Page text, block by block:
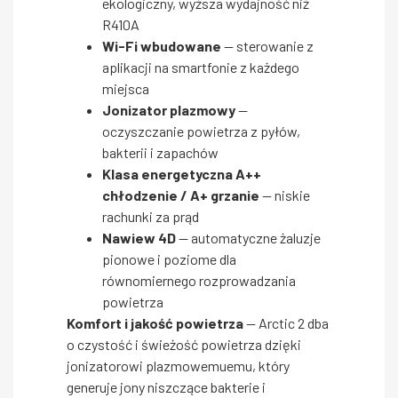
R410A
Wi-Fi wbudowane — sterowanie z
aplikacji na smartfonie z każdego
miejsca
Jonizator plazmowy—
oczyszczanie powietrza z pyłów,
bakterii i zapachów
Klasa energetyczna A++
chłodzenie / A+ grzanie — niskie
rachunki za prąd
Nawiew 4D— automatyczne żaluzje
pionowe i poziome dla
równomiernego rozprowadzania
powietrza
Komfort i jakość powietrza— Arctic 2 dba
o czystość i świeżość powietrza dzięki
jonizatorowi plazmowemuemu, który
generuje jony niszczące bakterie i